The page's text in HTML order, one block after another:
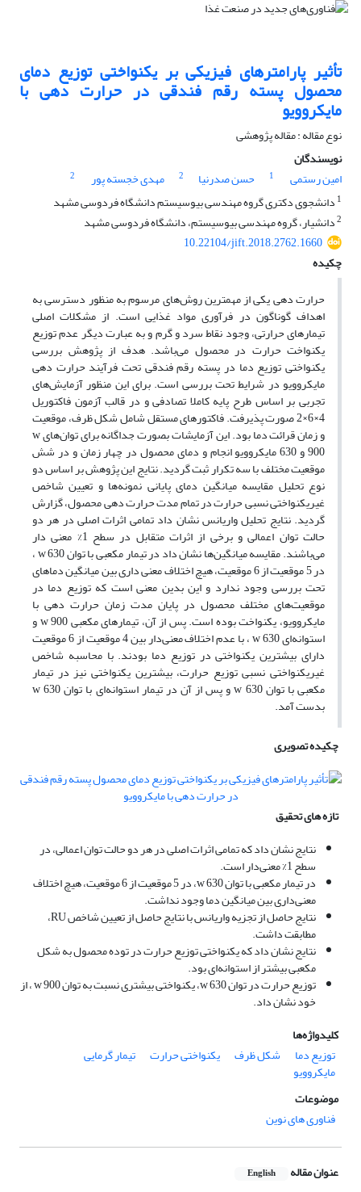
تأثیر پارامترهای فیزیکی بر یکنواختی توزیع دمای
محصول پسته رقم فندقی در حرارت دهی با
مایکروویو
نوع مقاله : مقاله پژوهشی
نویسندگان
امین رستمی
1 حسن صدرنیا 2 مهدی خجسته پور
2
1 دانشجوی دکتری گروه مهندسی بیوسیستم دانشگاه فردوسی مشهد
2دانشیار، گروه مهندسی بیوسیستم، دانشگاه فردوسی مشهد
10.22104/jift.2018.2762.1660
چکیده
حرارت دهی یکی از مهمترین روش‌های مرسوم به منظور دسترسی به
اهداف گوناگون در فرآوری مواد غذایی است. از مشکلات اصلی
تیمارهای حرارتی، وجود نقاط سرد و گرم و به عبارت دیگر عدم توزیع
یکنواخت حرارت در محصول می‌باشد. هدف از پژوهش بررسی
یکنواختی توزیع دما در پسته رقم فندقی تحت فرآیند حرارت دهی
مایکروویو در شرایط تحت بررسی است. برای ‌این منظور آزمایش‌های
تجربی بر اساس طرح پایه کاملا تصادفی و در قالب آزمون فاکتوریل
4×6×2 صورت پذیرفت. فاکتورهای مستقل شامل شکل ظرف، موقعیت
و زمان قرائت دما بود. ‌این آزمایشات بصورت جداگانه برای توان‌های w
900 و 630 مایکروویو انجام و دمای محصول در چهار زمان و در شش
موقعیت مختلف با سه تکرار ثبت گردید. نتایج ‌این پژوهش بر اساس دو
نوع تحلیل مقایسه میانگین دمای پایانی نمونه‌ها و تعیین شاخص
غیریکنواختی نسبی حرارت در تمام مدت حرارت دهی محصول، گزارش
گردید. نتایج تحلیل واریانس نشان داد تمامی ‌اثرات اصلی در هر دو
حالت توان اعمالی و برخی از اثرات متقابل در سطح 1% معنی دار
می‌باشند. مقایسه میانگین‌ها نشان داد در تیمار مکعبی با توان w 630 ،
در 5 موقعیت از 6 موقعیت، هیچ اختلاف معنی داری بین میانگین دماهای
تحت بررسی وجود ندارد و ‌این بدین معنی است که توزیع دما در
موقعیت‌های مختلف محصول در پایان مدت زمان حرارت دهی با
مایکروویو، یکنواخت بوده است. پس از آن، تیمار‌های مکعبی w 900 و
استوانه‌ای w 630 ، با عدم اختلاف معنی‌دار بین 4 موقعیت از 6 موقعیت
دارای بیشترین یکنواختی در توزیع دما بودند. با محاسبه شاخص
غیریکنواختی نسبی توزیع حرارت، بیشترین یکنواختی نیز در تیمار
مکعبی با توان w 630 و پس از آن در تیمار استوانه‌ای با توان w 630
بدست آمد.
چکیده تصویری
تازه های تحقیق
نتایج نشان داد که تمامی ‌اثرات اصلی در هر دو حالت توان اعمالی، در
سطح 1% معنی‌دار است.
در تیمار مکعبی با توان w 630، در 5 موقعیت از 6 موقعیت، هیچ اختلاف
معنی‌داری بین میانگین دما وجود نداشت.
نتایج حاصل از تجزیه واریانس با نتایج حاصل از تعیین شاخص RU،
مطابقت داشت.
نتایج نشان داد که یکنواختی توزیع حرارت در توده محصول به شکل
مکعبی بیشتر از استوانه‌ای بود.
توزیع حرارت در توان w 630، یکنواختی بیشتری نسبت به توان w 900 ، از
خود نشان داد.
کلیدواژه‌ها
توزیع دما
شکل ظرف یکنواختی حرارت تیمار گرمایی
مایکروویو
موضوعات
فناوری های نوین
عنوان مقاله English